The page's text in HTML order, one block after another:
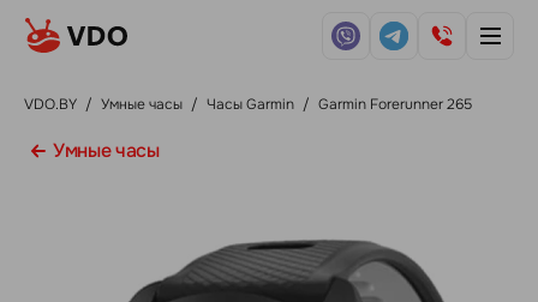
VDO.BY / Умные часы / Часы Garmin / Garmin Forerunner 265
Умные часы